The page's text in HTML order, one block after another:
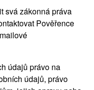
svá zákonná práva
Pověřence
údajů právo na
údajů, právo